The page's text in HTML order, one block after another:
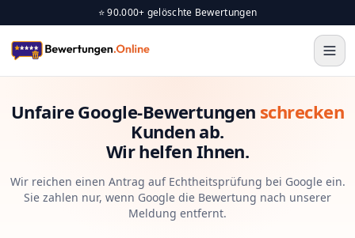
⭐ 90.000+ gelöschte Bewertungen
Unfaire Google-Bewertungen schrecken
Kunden ab.
Wir helfen Ihnen.
Wir reichen einen Antrag auf Echtheitsprüfung bei Google ein.
Sie zahlen nur, wenn Google die Bewertung nach unserer
Meldung entfernt.